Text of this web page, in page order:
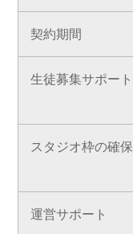
契約期間
生徒募集サポート
スタジオ枠の確保
運営サポート